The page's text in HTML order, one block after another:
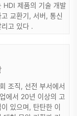
HDI 제품의 기술 개발
교환기, 서버, 통신
고 있다 .
조직, 선전 부서에서
에서 20년 이상의 고
있으며, 탄탄한 이